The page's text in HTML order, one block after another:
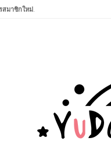
สมาชิกใหม่